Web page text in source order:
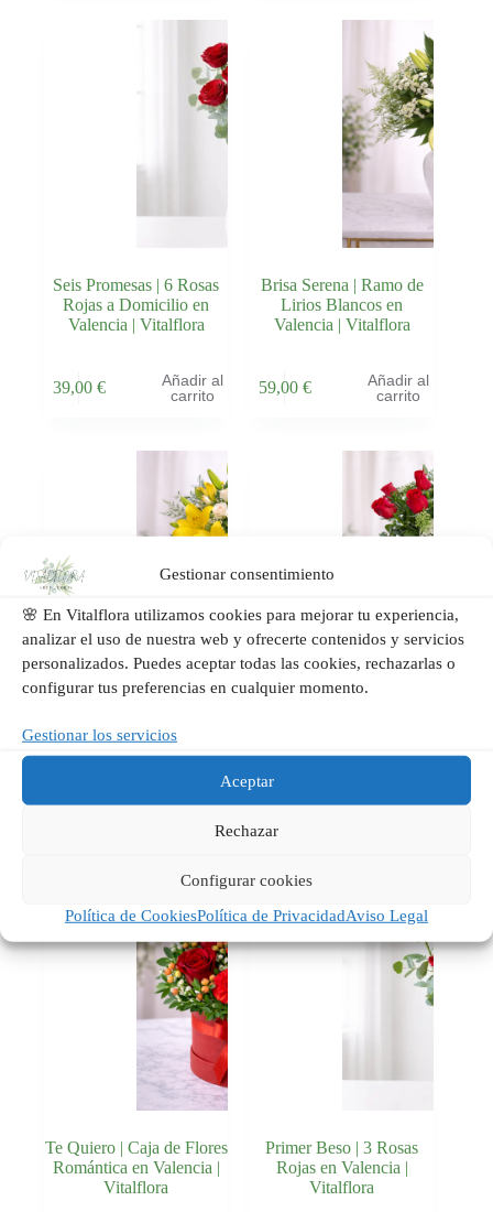
Gestionar consentimiento
🌸 En Vitalflora utilizamos cookies para mejorar tu experiencia,
analizar el uso de nuestra web y ofrecerte contenidos y servicios
personalizados. Puedes aceptar todas las cookies, rechazarlas o
configurar tus preferencias en cualquier momento.
Gestionar los servicios
Aceptar
Rechazar
Configurar cookies
Política de CookiesPolítica de PrivacidadAviso Legal
Seis Promesas | 6 Rosas
Rojas a Domicilio en
Valencia | Vitalflora
39,00 €
Añadir al
carrito
Brisa Serena | Ramo de
Lirios Blancos en
Valencia | Vitalflora
59,00 €
Añadir al
carrito
de Flores Amarillas en
Valencia | Vitalflora
Añadir al
carrito
Vitalflora
Añadir al
Te Quiero | Caja de Flores
Romántica en Valencia |
Vitalflora
Primer Beso | 3 Rosas
Rojas en Valencia |
Vitalflora